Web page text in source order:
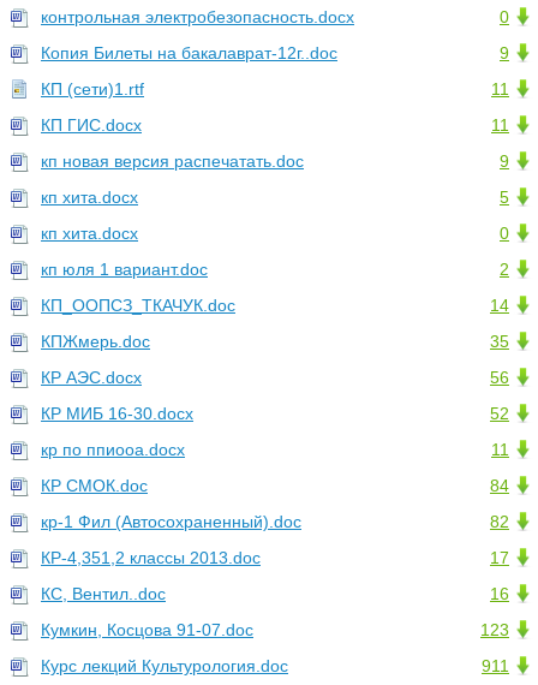
0
контрольная электробезопасность.docx
9
Копия Билеты на бакалаврат-12г..doc
11
КП (сети)1.rtf
11
КП ГИС.docx
9
кп новая версия распечатать.doc
5
кп хита.docx
0
кп хита.docx
2
кп юля 1 вариант.doc
14
КП_ООПСЗ_ТКАЧУК.doc
35
КПЖмерь.doc
56
КР АЭС.docx
52
КР МИБ 16-30.docx
11
кр по ппиооа.docx
84
КР СМОК.doc
82
кр-1 Фил (Автосохраненный).doc
17
КР-4,351,2 классы 2013.doc
16
КС, Вентил..doc
123
Кумкин, Косцова 91-07.doc
911
Курс лекций Культурология.doc